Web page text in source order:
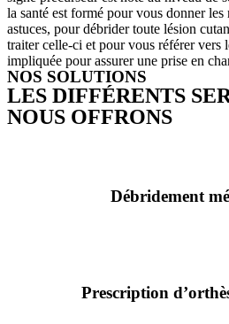
la santé est formé pour vous donner
astuces, pour débrider toute lésion
traiter celle-ci et pour vous référer vers
impliquée pour assurer une prise en
NOS SOLUTIONS
LES DIFFÉRENTS
NOUS OFFRONS
Débridement
Prescription